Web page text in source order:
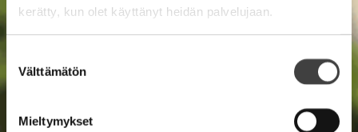
kerätty, kun olet käyttänyt heidän palvelujaan.
valinta
Välttämätön
Mieltymykset